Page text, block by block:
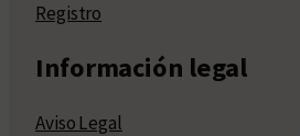
Registro
Información legal
Aviso Legal